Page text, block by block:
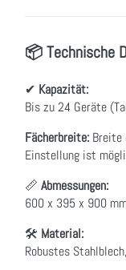
📦 Technische
✔ Kapazität:
Bis zu 24 Geräte
Fächerbreite: Breite
Einstellung ist
📏 Abmessungen:
600 x 395 x 900
🛠 Material:
Robustes